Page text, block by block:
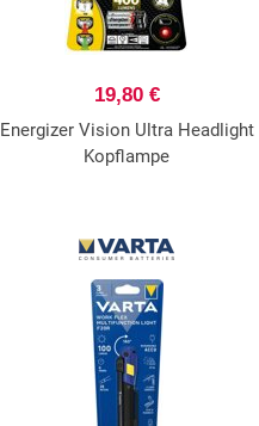
19,80 €
Energizer Vision Ultra Headlight
Kopflampe